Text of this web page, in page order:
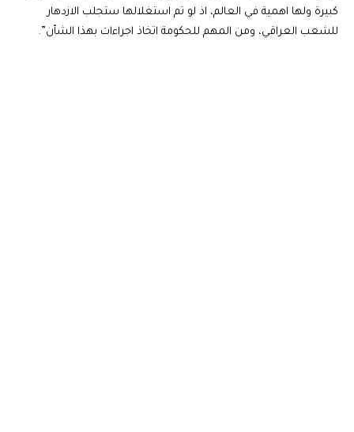
كبيرة ولها اهمية في العالم، اذ لو تم استغلالها ستجلب الازدهار
للشعب العراقي، ومن المهم للحكومة اتخاذ اجراءات بهذا الشأن”.